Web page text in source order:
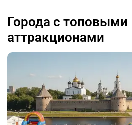
Города с топовыми
аттракционами